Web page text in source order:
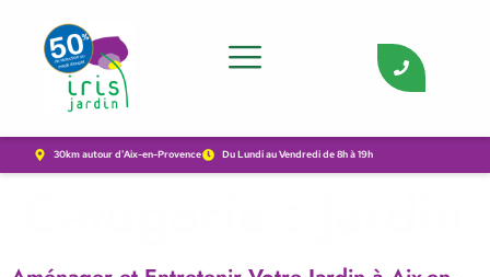
30km autour d'Aix-en-Provence Du Lundi au Vendredi de 8h à 19h